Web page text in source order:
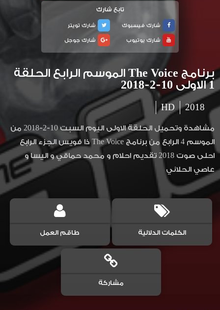
تابع شارك
شارك فيسبوك
شارك تويتر
شارك يوتيوب
شارك جوجل
برنامج The Voice الموسم الرابع الحلقة
1 الاولى 10-2-2018
2018
HD
مشاهدة وتحميل الحلقة الاولى اليوم السبت 10-2-2018 من
الموسم 4 الرابع من برنامج The Voice ذا فويس الجزء الرابع
احلى صوت 2018 تقديم احلام و محمد حماقي و اليسا و
عاصي الحلاني
الكلمات الدلالية طاقم العمل
مشاركة